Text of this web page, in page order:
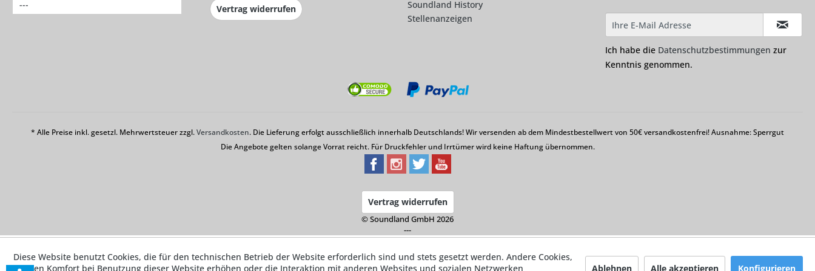
---
Vertrag widerrufen
Soundland History
Stellenanzeigen
Ich habe die Datenschutzbestimmungen zur
Kenntnis genommen.
* Alle Preise inkl. gesetzl. Mehrwertsteuer zzgl.Versandkosten. Die Lieferung erfolgt ausschließlich innerhalb Deutschlands! Wir versenden ab dem Mindestbestellwert von 50€ versandkostenfrei! Ausnahme: Sperrgut
Die Angebote gelten solange Vorrat reicht. Für Druckfehler und Irrtümer wird keine Haftung übernommen.
Vertrag widerrufen
© Soundland GmbH 2026
---
Diese Website benutzt Cookies, die für den technischen Betrieb der Website erforderlich sind und stets gesetzt werden. Andere Cookies,
die den Komfort bei Benutzung dieser Website erhöhen oder die Interaktion mit anderen Websites und sozialen Netzwerken
Ablehnen Alle akzeptieren Konfigurieren